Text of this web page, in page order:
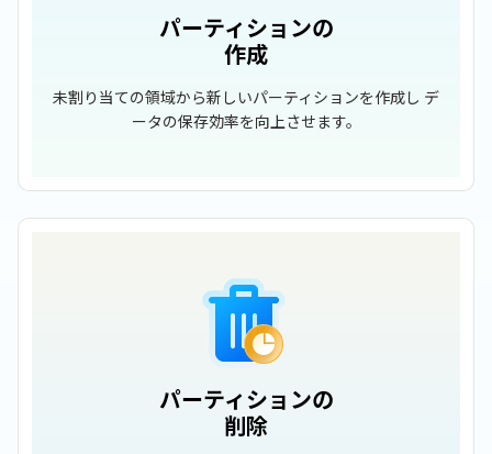
パーティションの
作成
未割り当ての領域から新しいパーティションを作成し デ
ータの保存効率を向上させます。
パーティションの
削除